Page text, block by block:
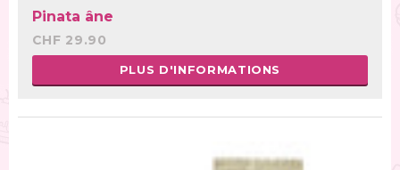
Pinata âne
CHF 29.90
PLUS D'INFORMATIONS